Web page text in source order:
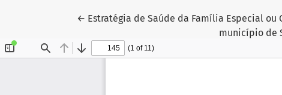
← Voltar aos Detalhes do Artigo
Estratégia de Saúde da Família Especial
município de